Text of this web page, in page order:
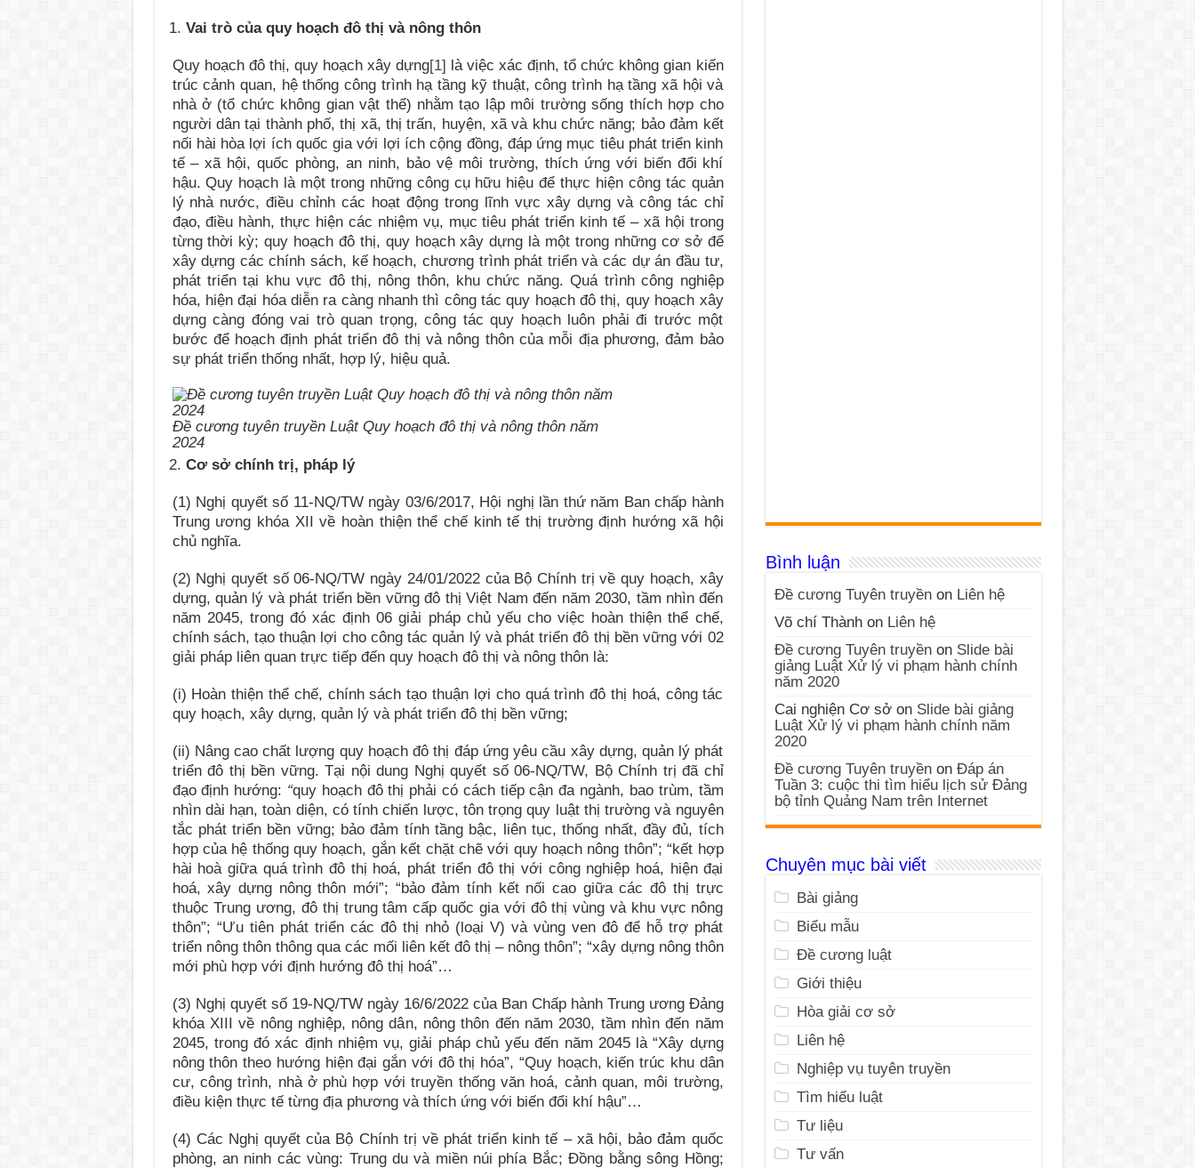
Vai trò của quy hoạch đô thị và nông thôn
Quy hoạch đô thị, quy hoạch xây dựng[1] là việc xác định, tổ chức không gian kiến
trúc cảnh quan, hệ thống công trình hạ tầng kỹ thuật, công trình hạ tầng xã hội và
nhà ở (tổ chức không gian vật thể) nhằm tạo lập môi trường sống thích hợp cho
người dân tại thành phố, thị xã, thị trấn, huyện, xã và khu chức năng; bảo đảm kết
nối hài hòa lợi ích quốc gia với lợi ích cộng đồng, đáp ứng mục tiêu phát triển kinh
tế – xã hội, quốc phòng, an ninh, bảo vệ môi trường, thích ứng với biến đổi khí
hậu. Quy hoạch là một trong những công cụ hữu hiệu để thực hiện công tác quản
lý nhà nước, điều chỉnh các hoạt động trong lĩnh vực xây dựng và công tác chỉ
đạo, điều hành, thực hiện các nhiệm vụ, mục tiêu phát triển kinh tế – xã hội trong
từng thời kỳ; quy hoạch đô thị, quy hoạch xây dựng là một trong những cơ sở để
xây dựng các chính sách, kế hoạch, chương trình phát triển và các dự án đầu tư,
phát triển tại khu vực đô thị, nông thôn, khu chức năng. Quá trình công nghiệp
hóa, hiện đại hóa diễn ra càng nhanh thì công tác quy hoạch đô thị, quy hoạch xây
dựng càng đóng vai trò quan trọng, công tác quy hoạch luôn phải đi trước một
bước để hoạch định phát triển đô thị và nông thôn của mỗi địa phương, đảm bảo
sự phát triển thống nhất, hợp lý, hiệu quả.
Đề cương tuyên truyền Luật Quy hoạch đô thị và nông thôn năm
2024
Cơ sở chính trị, pháp lý
(1) Nghị quyết số 11-NQ/TW ngày 03/6/2017, Hội nghị lần thứ năm Ban chấp hành
Trung ương khóa XII về hoàn thiện thể chế kinh tế thị trường định hướng xã hội
chủ nghĩa.
(2) Nghị quyết số 06-NQ/TW ngày 24/01/2022 của Bộ Chính trị về quy hoạch, xây
dựng, quản lý và phát triển bền vững đô thị Việt Nam đến năm 2030, tầm nhìn đến
năm 2045, trong đó xác định 06 giải pháp chủ yếu cho việc hoàn thiện thể chế,
chính sách, tạo thuận lợi cho công tác quản lý và phát triển đô thị bền vững với 02
giải pháp liên quan trực tiếp đến quy hoạch đô thị và nông thôn là:
(i) Hoàn thiện thể chế, chính sách tạo thuận lợi cho quá trình đô thị hoá, công tác
quy hoạch, xây dựng, quản lý và phát triển đô thị bền vững;
(ii) Nâng cao chất lượng quy hoạch đô thị đáp ứng yêu cầu xây dựng, quản lý phát
triển đô thị bền vững. Tại nội dung Nghị quyết số 06-NQ/TW, Bộ Chính trị đã chỉ
đạo định hướng: “quy hoạch đô thị phải có cách tiếp cận đa ngành, bao trùm, tầm
nhìn dài hạn, toàn diện, có tính chiến lược, tôn trọng quy luật thị trường và nguyên
tắc phát triển bền vững; bảo đảm tính tầng bậc, liên tục, thống nhất, đầy đủ, tích
hợp của hệ thống quy hoạch, gắn kết chặt chẽ với quy hoạch nông thôn”; “kết hợp
hài hoà giữa quá trình đô thị hoá, phát triển đô thị với công nghiệp hoá, hiện đại
hoá, xây dựng nông thôn mới”; “bảo đảm tính kết nối cao giữa các đô thị trực
thuộc Trung ương, đô thị trung tâm cấp quốc gia với đô thị vùng và khu vực nông
thôn”; “Ưu tiên phát triển các đô thị nhỏ (loại V) và vùng ven đô để hỗ trợ phát
triển nông thôn thông qua các mối liên kết đô thị – nông thôn”; “xây dựng nông thôn
mới phù hợp với định hướng đô thị hoá”…
(3) Nghị quyết số 19-NQ/TW ngày 16/6/2022 của Ban Chấp hành Trung ương Đảng
khóa XIII về nông nghiệp, nông dân, nông thôn đến năm 2030, tầm nhìn đến năm
2045, trong đó xác định nhiệm vụ, giải pháp chủ yếu đến năm 2045 là “Xây dựng
nông thôn theo hướng hiện đại gắn với đô thị hóa”, “Quy hoạch, kiến trúc khu dân
cư, công trình, nhà ở phù hợp với truyền thống văn hoá, cảnh quan, môi trường,
điều kiện thực tế từng địa phương và thích ứng với biến đổi khí hậu”…
(4) Các Nghị quyết của Bộ Chính trị về phát triển kinh tế – xã hội, bảo đảm quốc
phòng, an ninh các vùng: Trung du và miền núi phía Bắc; Đồng bằng sông Hồng;
Bình luận
Đề cương Tuyên truyềnon Liên hệ
Võ chí Thànhon Liên hệ
Đề cương Tuyên truyềnon Slide bài
giảng Luật Xử lý vi phạm hành chính
năm 2020
Cai nghiện Cơ sởon Slide bài giảng
Luật Xử lý vi phạm hành chính năm
2020
Đề cương Tuyên truyềnon Đáp án
Tuần 3: cuộc thi tìm hiểu lịch sử Đảng
bộ tỉnh Quảng Nam trên Internet
Chuyên mục bài viết
Bài giảng
Biểu mẫu
Đề cương luật
Giới thiệu
Hòa giải cơ sở
Liên hệ
Nghiệp vụ tuyên truyền
Tìm hiểu luật
Tư liệu
Tư vấn